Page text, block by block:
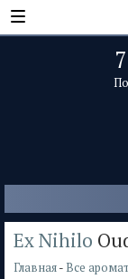
Ex Nihilo
Главная- Все